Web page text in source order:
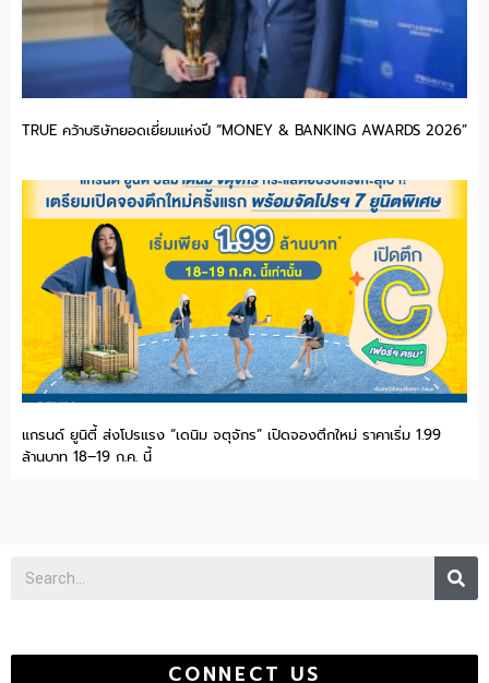
TRUE คว้าบริษัทยอดเยี่ยมแห่งปี “MONEY & BANKING AWARDS 2026”
แกรนด์ ยูนิตี้ ส่งโปรแรง “เดนิม จตุจักร” เปิดจองตึกใหม่ ราคาเริ่ม 1.99
ล้านบาท 18–19 ก.ค. นี้
CONNECT US